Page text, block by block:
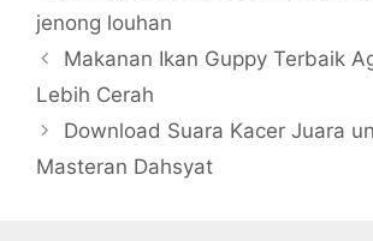
jenong louhan
Makanan Ikan Guppy Terbaik
Lebih Cerah
Download Suara Kacer Juara
Masteran Dahsyat